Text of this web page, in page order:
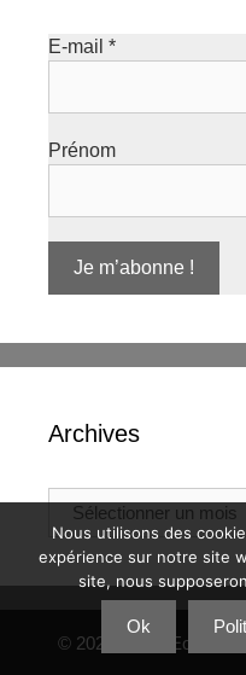
E-mail *
Prénom
Archives
Archives
© 2026 CIQ d'Eoures
Nous utilisons des
expérience sur notre site
site, nous
Ok